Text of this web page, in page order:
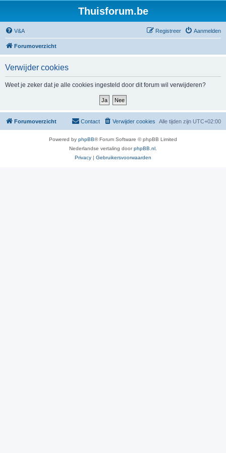
Thuisforum.be
V&A Aanmelden
Registreer
Forumoverzicht
Verwijder cookies
Weet je zeker dat je alle cookies ingesteld door dit forum wil verwijderen?
Forumoverzicht Alle tijden zijn UTC+02:00
Verwijder cookies
Contact
Powered by phpBB® Forum Software © phpBB Limited
Nederlandse vertaling doorphpBB.nl
Privacy | Gebruikersvoorwaarden